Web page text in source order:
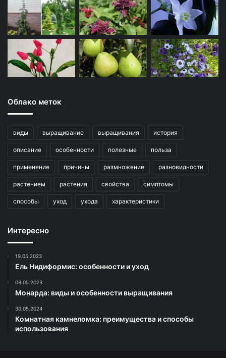
Облако меток
виды выращивание выращивания история
описание особенности полезные польза
применение причины размножение разновидности
растением растения свойства симптомы
способы уход ухода характеристики
Интересно
19.05.2023
Ель Нидиформис: особенности и уход
08.05.2023
Монарда: виды и особенности выращивания
30.05.2024
Комнатная камнеломка: преимущества и способы
использования